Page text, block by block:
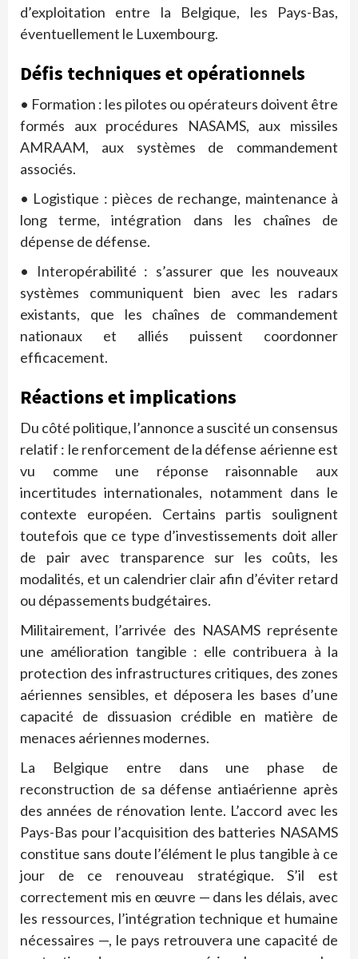
d’exploitation entre la Belgique, les Pays-Bas,
éventuellement le Luxembourg.
Défis techniques et opérationnels
• Formation : les pilotes ou opérateurs doivent être
formés aux procédures NASAMS, aux missiles
AMRAAM, aux systèmes de commandement
associés.
• Logistique : pièces de rechange, maintenance à
long terme, intégration dans les chaînes de
dépense de défense.
• Interopérabilité : s’assurer que les nouveaux
systèmes communiquent bien avec les radars
existants, que les chaînes de commandement
nationaux et alliés puissent coordonner
efficacement.
Réactions et implications
Du côté politique, l’annonce a suscité un consensus
relatif : le renforcement de la défense aérienne est
vu comme une réponse raisonnable aux
incertitudes internationales, notamment dans le
contexte européen. Certains partis soulignent
toutefois que ce type d’investissements doit aller
de pair avec transparence sur les coûts, les
modalités, et un calendrier clair afin d’éviter retard
ou dépassements budgétaires.
Militairement, l’arrivée des NASAMS représente
une amélioration tangible : elle contribuera à la
protection des infrastructures critiques, des zones
aériennes sensibles, et déposera les bases d’une
capacité de dissuasion crédible en matière de
menaces aériennes modernes.
La Belgique entre dans une phase de
reconstruction de sa défense antiaérienne après
des années de rénovation lente. L’accord avec les
Pays-Bas pour l’acquisition des batteries NASAMS
constitue sans doute l’élément le plus tangible à ce
jour de ce renouveau stratégique. S’il est
correctement mis en œuvre — dans les délais, avec
les ressources, l’intégration technique et humaine
nécessaires —, le pays retrouvera une capacité de